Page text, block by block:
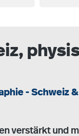
- Schweiz
verstärkt und